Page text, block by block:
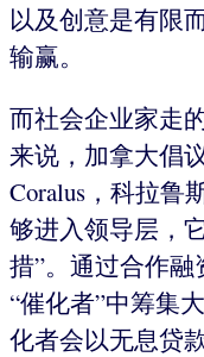
以及创意是有限
输赢。
而社会企业家走
来说，加拿大倡
Coralus，科拉鲁
够进入领导层，
措”。通过合作融
“催化者”中筹集
化者会以无息贷